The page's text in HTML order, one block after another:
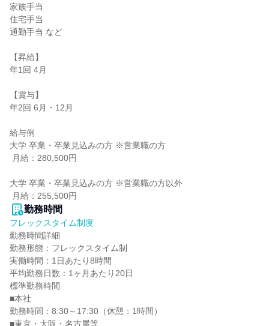
家族手当
住宅手当
通勤手当 など
【昇給】
年1回 4月
【賞与】
年2回 6月・12月
給与例
大学 卒業・卒業見込みの方 ※営業職の方
大学 卒業・卒業見込みの方 ※営業職の方以外
月給：255,500円
勤務時間
フレックスタイム制度
勤務時間詳細
勤務形態：フレックスタイム制
実働時間：1日あたり8時間
平均勤務日数：1ヶ月あたり20日
標準勤務時間
■本社
勤務時間：8:30～17:30（休憩：1時間）
■東京・大阪・名古屋等